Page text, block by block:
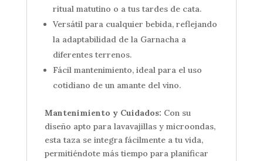
ritual matutino o a tus tardes de cata.
Versátil para cualquier bebida, reflejando
la adaptabilidad de la Garnacha a
diferentes terrenos.
Fácil mantenimiento, ideal para el uso
cotidiano de un amante del vino.
Mantenimiento y Cuidados: Con su
diseño apto para lavavajillas y microondas,
esta taza se integra fácilmente a tu vida,
permitiéndote más tiempo para planificar